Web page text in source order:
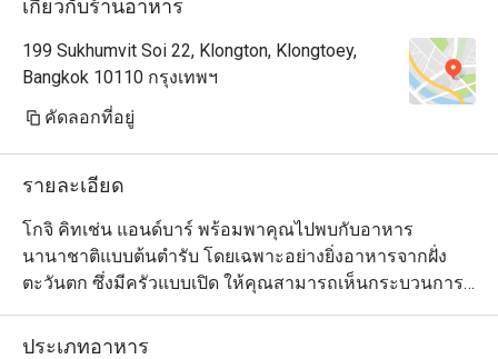
เกี่ยวกับร้านอาหาร
199 Sukhumvit Soi 22, Klongton, Klongtoey,
Bangkok 10110 กรุงเทพฯ
คัดลอกที่อยู่
รายละเอียด
โกจิ คิทเช่น แอนด์บาร์ พร้อมพาคุณไปพบกับอาหาร
นานาชาติแบบต้นตำรับ โดยเฉพาะอย่างยิ่งอาหารจากฝั่ง
ตะวันตก ซึ่งมีครัวแบบเปิด ให้คุณสามารถเห็นกระบวนการ
ทำอาหารต่างๆ ทำให้คุณสามารถเพลิดเพลินกับอาหาร
รสชาติอร่อยล้ำ กับครอบครัวได้ ร้านอาหารนี้มีความ
ประเภทอาหาร